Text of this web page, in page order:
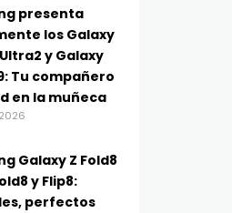
presenta
los Galaxy
y Galaxy
Tu compañero
en la muñeca
Galaxy Z Fold8
y Flip8:
perfectos